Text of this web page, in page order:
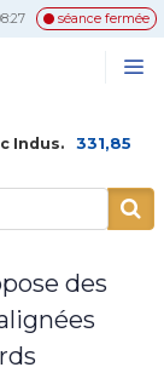
séance fermée
331,85 -1,42 %
des